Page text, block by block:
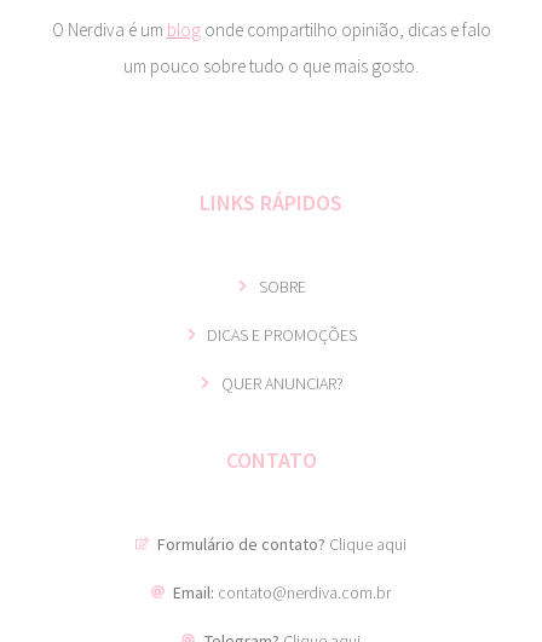
O Nerdiva é um blogonde compartilho opinião, dicas e falo
um pouco sobre tudo o que mais gosto.
LINKS RÁPIDOS
SOBRE
DICAS E PROMOÇÕES
QUER ANUNCIAR?
CONTATO
Formulário de contato? Clique aqui
Email: contato@nerdiva.com.br